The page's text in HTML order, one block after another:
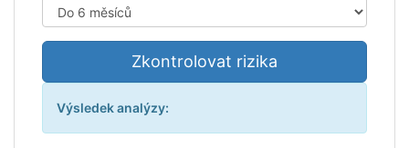
Zkontrolovat rizika
Výsledek analýzy: